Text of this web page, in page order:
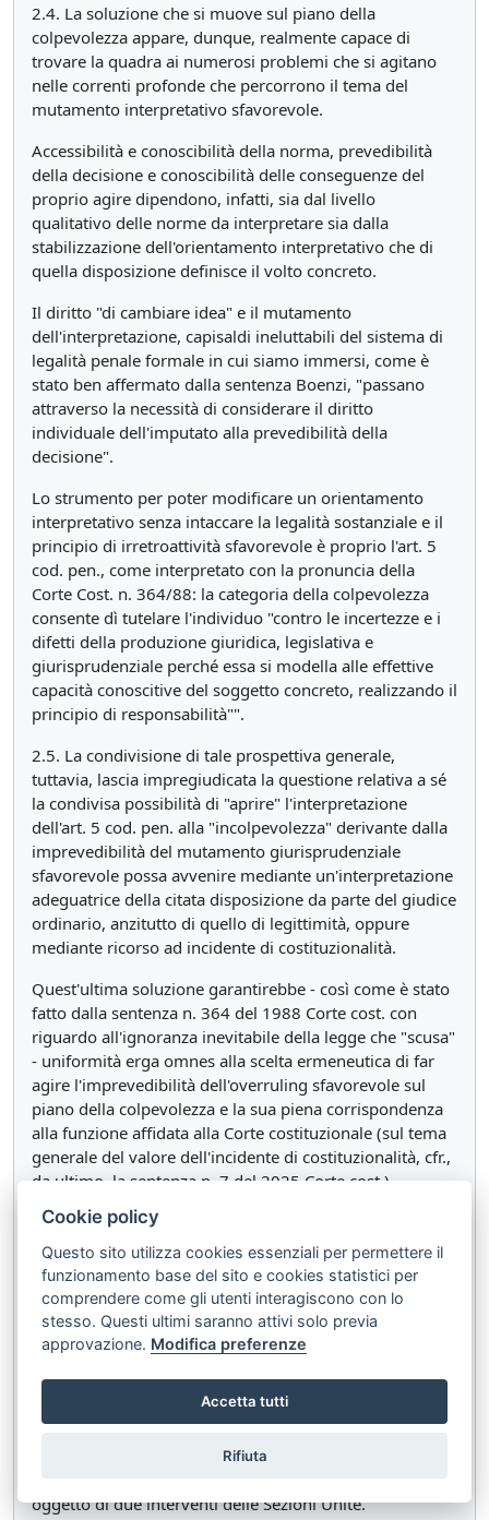
2.4. La soluzione che si muove sul piano della
colpevolezza appare, dunque, realmente capace di
trovare la quadra ai numerosi problemi che si agitano
nelle correnti profonde che percorrono il tema del
mutamento interpretativo sfavorevole.
Accessibilità e conoscibilità della norma, prevedibilità
della decisione e conoscibilità delle conseguenze del
proprio agire dipendono, infatti, sia dal livello
qualitativo delle norme da interpretare sia dalla
stabilizzazione dell'orientamento interpretativo che di
quella disposizione definisce il volto concreto.
Il diritto "di cambiare idea" e il mutamento
dell'interpretazione, capisaldi ineluttabili del sistema di
legalità penale formale in cui siamo immersi, come è
stato ben affermato dalla sentenza Boenzi, "passano
attraverso la necessità di considerare il diritto
individuale dell'imputato alla prevedibilità della
decisione".
Lo strumento per poter modificare un orientamento
interpretativo senza intaccare la legalità sostanziale e il
principio di irretroattività sfavorevole è proprio l'art. 5
cod. pen., come interpretato con la pronuncia della
Corte Cost. n. 364/88: la categoria della colpevolezza
consente dì tutelare l'individuo "contro le incertezze e i
difetti della produzione giuridica, legislativa e
giurisprudenziale perché essa si modella alle effettive
capacità conoscitive del soggetto concreto, realizzando il
principio di responsabilità"".
2.5. La condivisione di tale prospettiva generale,
tuttavia, lascia impregiudicata la questione relativa a sé
la condivisa possibilità di "aprire" l'interpretazione
dell'art. 5 cod. pen. alla "incolpevolezza" derivante dalla
imprevedibilità del mutamento giurisprudenziale
sfavorevole possa avvenire mediante un'interpretazione
adeguatrice della citata disposizione da parte del giudice
ordinario, anzitutto di quello di legittimità, oppure
mediante ricorso ad incidente di costituzionalità.
Quest'ultima soluzione garantirebbe - così come è stato
fatto dalla sentenza n. 364 del 1988 Corte cost. con
riguardo all'ignoranza inevitabile della legge che "scusa"
- uniformità erga omnes alla scelta ermeneutica di far
agire l'imprevedibilità dell'overruling sfavorevole sul
piano della colpevolezza e la sua piena corrispondenza
alla funzione affidata alla Corte costituzionale (sul tema
generale del valore dell'incidente di costituzionalità, cfr.,
da ultimo, la sentenza n. 7 del 2025 Corte cost.).
Nella fattispecie in esame, stabilire se sia meglio agire
con un'interpretazione costituzionalmente orientata
della disposizione di cui all'art. 5 cod. pen. nei termini
sopra evidenziati, ovvero se sia più opportuno sollevare
incidente di costituzionalità, è irrilevante, poiché, nella
successione degli orientamenti delle Sezioni Unite in
tercod. pen. non si è al cospetto, in verità, di un caso di
overruling sfavorevole, per le ragioni che si
oggetto di due interventi delle Sezioni Unite.
Cookie policy
Questo sito utilizza cookies essenziali per permettere il
funzionamento base del sito e cookies statistici per
comprendere come gli utenti interagiscono con lo
stesso. Questi ultimi saranno attivi solo previa
approvazione. Modifica preferenze
Accetta tutti
Rifiuta